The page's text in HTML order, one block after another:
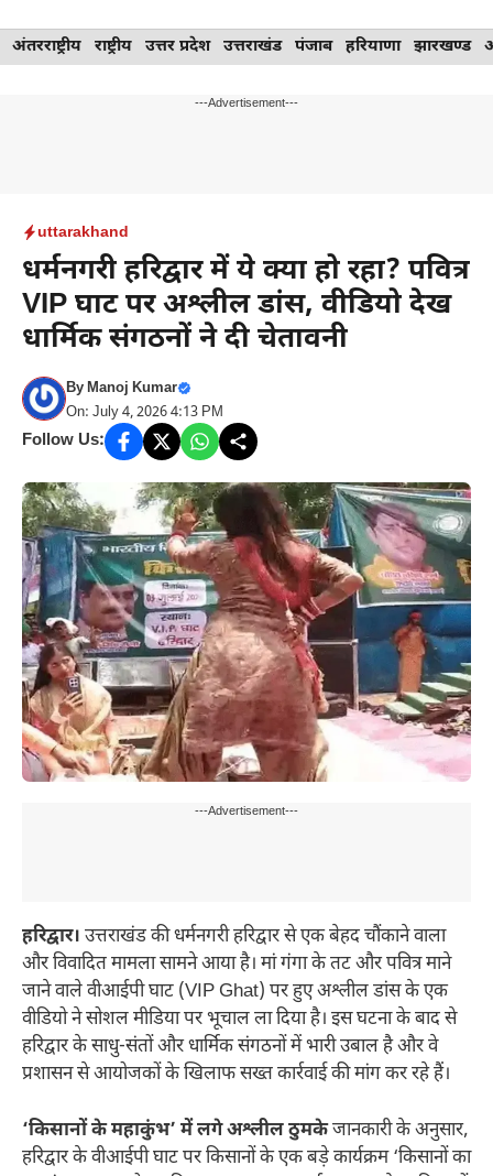
Skip
to
अंतरराष्ट्रीय राष्ट्रीय उत्तर प्रदेश उत्तराखंड पंजाब हरियाणा झारखण्ड
---Advertisement---
uttarakhand
धर्मनगरी हरिद्वार में ये क्या हो रहा? पवित्र
VIP घाट पर अश्लील डांस, वीडियो देख
धार्मिक संगठनों ने दी चेतावनी
ByManoj Kumar
On: July 4, 2026 4:13 PM
Follow Us:
---Advertisement---
हरिद्वार। उत्तराखंड की धर्मनगरी हरिद्वार से एक बेहद चौंकाने वाला
और विवादित मामला सामने आया है। मां गंगा के तट और पवित्र माने
जाने वाले वीआईपी घाट (VIP Ghat) पर हुए अश्लील डांस के एक
वीडियो ने सोशल मीडिया पर भूचाल ला दिया है। इस घटना के बाद से
हरिद्वार के साधु-संतों और धार्मिक संगठनों में भारी उबाल है और वे
प्रशासन से आयोजकों के खिलाफ सख्त कार्रवाई की मांग कर रहे हैं।
‘किसानों के महाकुंभ’ में लगे अश्लील ठुमकेजानकारी के अनुसार,
हरिद्वार के वीआईपी घाट पर किसानों के एक बड़े कार्यक्रम ‘किसानों का